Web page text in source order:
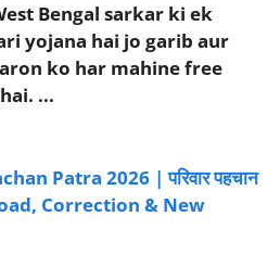
Bengal sarkar ki ek
yojana hai jo garib aur
ko har mahine free
...
Patra 2026 | परिवार पहचान
Correction & New